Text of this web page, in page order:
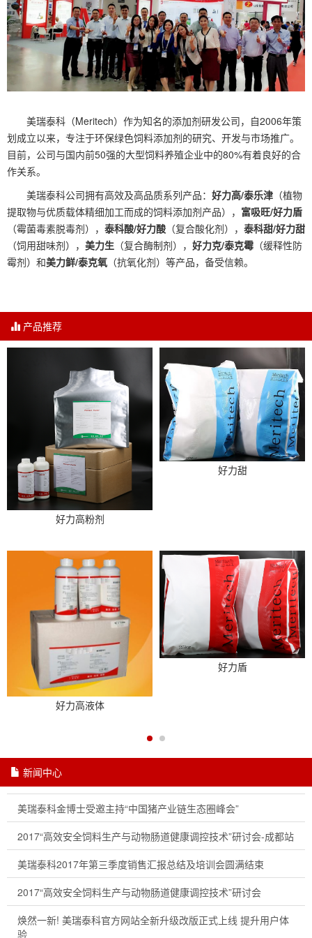
美瑞泰科（Meritech）作为知名的添加剂研发公司，自2006年策
划成立以来，专注于环保绿色饲料添加剂的研究、开发与市场推广。
目前，公司与国内前50强的大型饲料养殖企业中的80%有着良好的合
作关系。
美瑞泰科公司拥有高效及高品质系列产品： 好力高/泰乐津 （植物
提取物与优质载体精细加工而成的饲料添加剂产品）， 富吸旺/好力盾
（霉菌毒素脱毒剂）， 泰科酸/好力酸 （复合酸化剂）， 泰科甜/好力甜
（饲用甜味剂）， 美力生 （复合酶制剂）， 好力克/泰克霉 （缓释性防
霉剂）和美力鲜/泰克氧 （抗氧化剂）等产品，备受信赖。
产品推荐
好力高粉剂
好力高液体
好力甜
好力盾
新闻中心
美瑞泰科金博士受邀主持“中国猪产业链生态圈峰会”
2017“高效安全饲料生产与动物肠道健康调控技术”研讨会-成都站
美瑞泰科2017年第三季度销售汇报总结及培训会圆满结束
2017“高效安全饲料生产与动物肠道健康调控技术”研讨会
焕然一新! 美瑞泰科官方网站全新升级改版正式上线 提升用户体
验